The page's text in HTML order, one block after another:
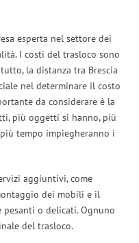
esperta nel settore dei
I costi del trasloco sono
la distanza tra Brescia
nel determinare il costo
da considerare è la
più oggetti si hanno, più
tempo impiegheranno i
aggiuntivi, come
dei mobili e il
o delicati. Ognuno
del trasloco.